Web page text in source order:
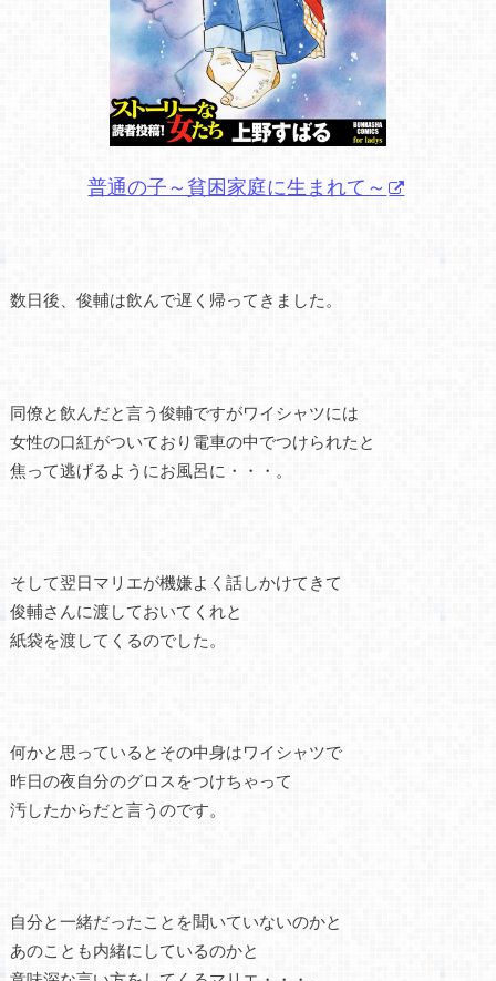
普通の子～貧困家庭に生まれて～
数日後、俊輔は飲んで遅く帰ってきました。
同僚と飲んだと言う俊輔ですがワイシャツには
女性の口紅がついており電車の中でつけられたと
焦って逃げるようにお風呂に・・・。
そして翌日マリエが機嫌よく話しかけてきて
俊輔さんに渡しておいてくれと
紙袋を渡してくるのでした。
何かと思っているとその中身はワイシャツで
昨日の夜自分のグロスをつけちゃって
汚したからだと言うのです。
自分と一緒だったことを聞いていないのかと
あのことも内緒にしているのかと